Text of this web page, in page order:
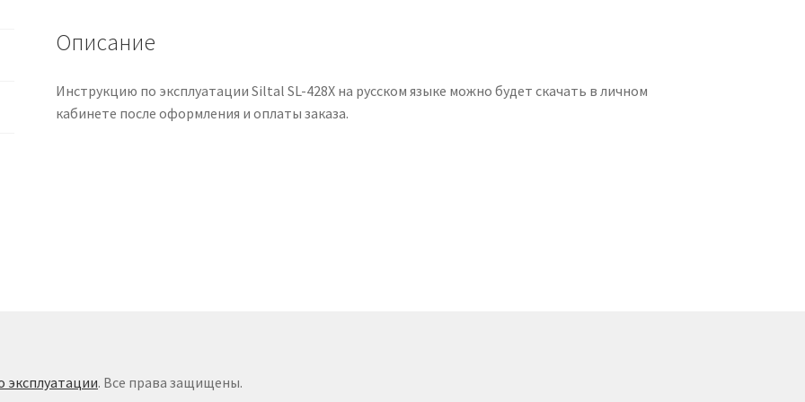
Описание
Инструкцию по эксплуатации Siltal SL-428X на русском языке можно будет скачать в личном
кабинете после оформления и оплаты заказа.
эксплуатации. Все права защищены.